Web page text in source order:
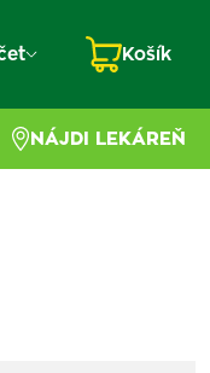
Košík
NÁJDI LEKÁREŇ